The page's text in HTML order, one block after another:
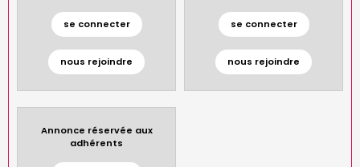
se connecter
nous rejoindre
se connecter
nous rejoindre
Annonce réservée aux
adhérents